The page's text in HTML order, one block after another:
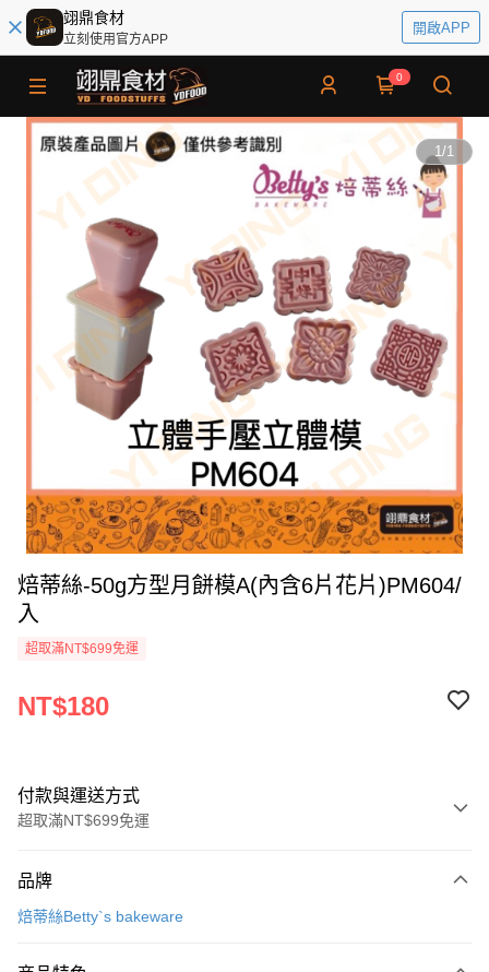
翊鼎食材
立刻使用官方APP
開啟APP
0
1/1
焙蒂絲-50g方型月餅模A(內含6片花片)PM604/
入
超取滿NT$699免運
NT$180
付款與運送方式
超取滿NT$699免運
信用卡一次付款
品牌
焙蒂絲Betty`s bakeware